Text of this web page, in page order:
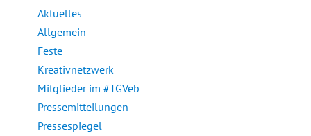
Aktuelles
Allgemein
Feste
Kreativnetzwerk
Mitglieder im #TGVeb
Pressemitteilungen
Pressespiegel